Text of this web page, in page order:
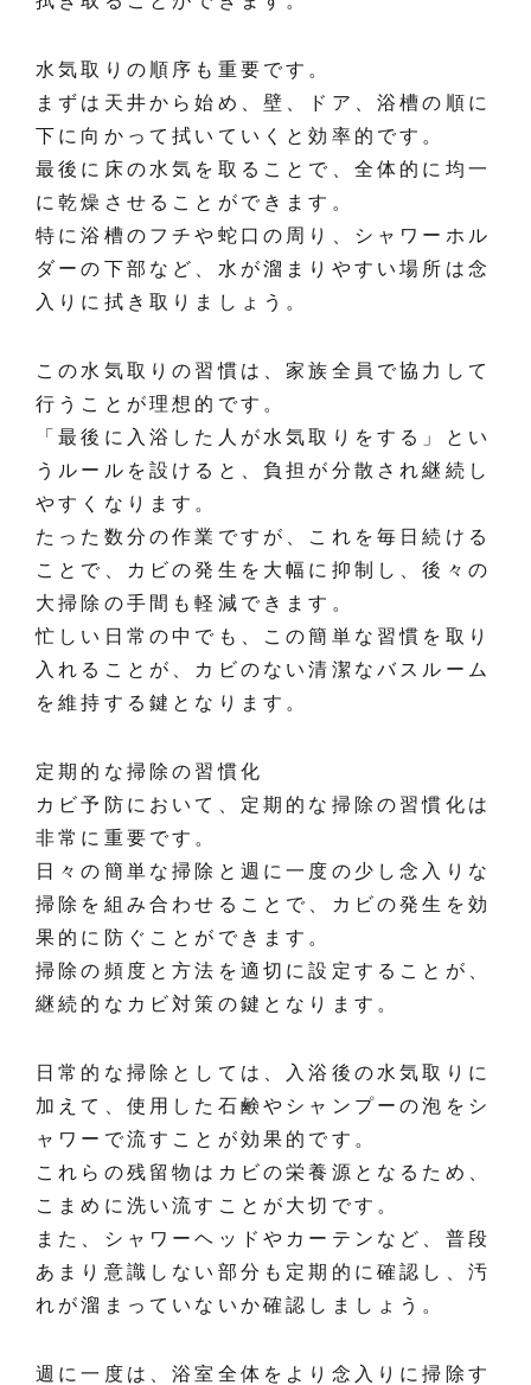
水気取りの順序も重要です。
まずは天井から始め、壁、ドア、浴槽の順に
下に向かって拭いていくと効率的です。
最後に床の水気を取ることで、全体的に均一
に乾燥させることができます。
特に浴槽のフチや蛇口の周り、シャワーホル
ダーの下部など、水が溜まりやすい場所は念
入りに拭き取りましょう。
この水気取りの習慣は、家族全員で協力して
行うことが理想的です。
「最後に入浴した人が水気取りをする」とい
うルールを設けると、負担が分散され継続し
やすくなります。
たった数分の作業ですが、これを毎日続ける
ことで、カビの発生を大幅に抑制し、後々の
大掃除の手間も軽減できます。
忙しい日常の中でも、この簡単な習慣を取り
入れることが、カビのない清潔なバスルーム
を維持する鍵となります。
定期的な掃除の習慣化
カビ予防において、定期的な掃除の習慣化は
非常に重要です。
日々の簡単な掃除と週に一度の少し念入りな
掃除を組み合わせることで、カビの発生を効
果的に防ぐことができます。
掃除の頻度と方法を適切に設定することが、
継続的なカビ対策の鍵となります。
日常的な掃除としては、入浴後の水気取りに
加えて、使用した石鹸やシャンプーの泡をシ
ャワーで流すことが効果的です。
これらの残留物はカビの栄養源となるため、
こまめに洗い流すことが大切です。
また、シャワーヘッドやカーテンなど、普段
あまり意識しない部分も定期的に確認し、汚
れが溜まっていないか確認しましょう。
週に一度は、浴室全体をより念入りに掃除す